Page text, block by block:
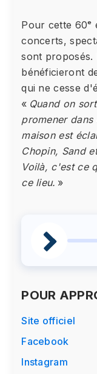
Pour cette 60ᵉ
concerts,
sont proposés.
bénéficieront
qui ne cesse
« Quand on
promener
maison est
Chopin, Sand
Voilà, c'est ce
ce lieu. »
POUR
Site officiel
Facebook
Instagram